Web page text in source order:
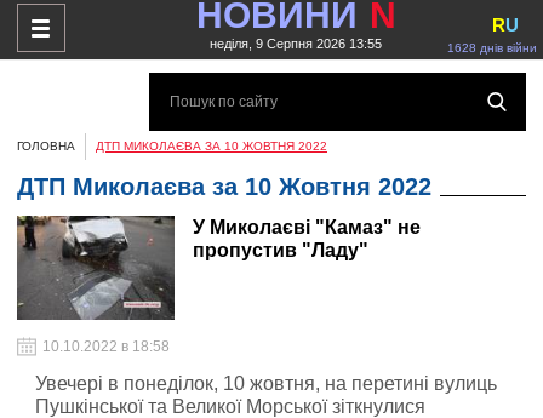
НОВИНИ N
неділя, 9 Серпня 2026 13:55 1628 днів війни
RU
ГОЛОВНА ДТП МИКОЛАЄВА ЗА 10 ЖОВТНЯ 2022
ДТП Миколаєва за 10 Жовтня 2022
У Миколаєві "Камаз" не
пропустив "Ладу"
10.10.2022 в 18:58
Увечері в понеділок, 10 жовтня, на перетині вулиць
Пушкінської та Великої Морської зіткнулися